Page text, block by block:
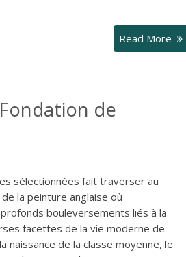
Read More
de
sélectionnées fait traverser au
la peinture anglaise où
bouleversements liés à la
facettes de la vie moderne de
naissance de la classe moyenne, le